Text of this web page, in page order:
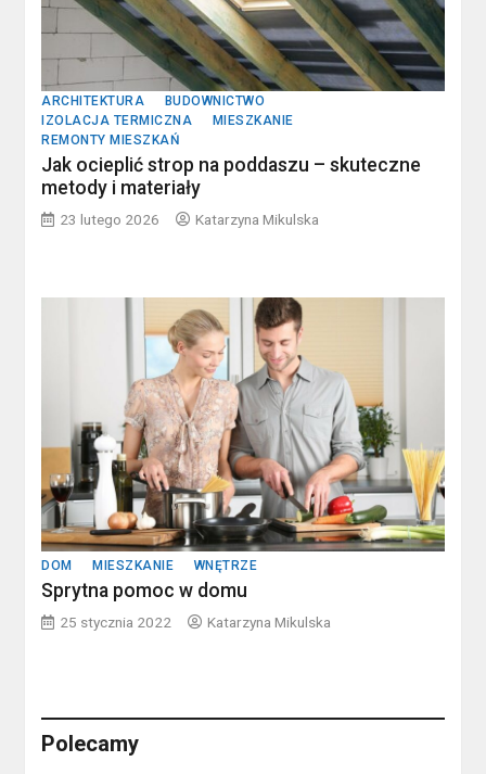
ARCHITEKTURA
BUDOWNICTWO
IZOLACJA TERMICZNA
MIESZKANIE
REMONTY MIESZKAŃ
Jak ocieplić strop na poddaszu – skuteczne
metody i materiały
23 lutego 2026 Katarzyna Mikulska
DOM MIESZKANIE WNĘTRZE
Sprytna pomoc w domu
25 stycznia 2022 Katarzyna Mikulska
Polecamy